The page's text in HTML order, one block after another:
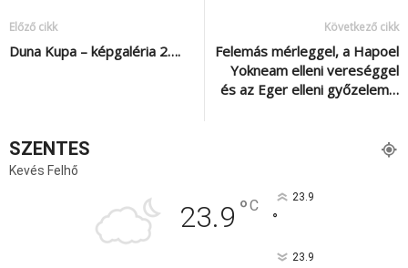
Előző cikk
Duna Kupa – képgaléria 2….
Következő cikk
Felemás mérleggel, a Hapoel
Yokneam elleni vereséggel
és az Eger elleni győzelem…
SZENTES
Kevés Felhő
23.9 °C 23.9
°
23.9